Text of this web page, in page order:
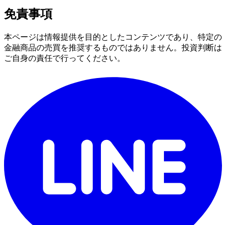
免責事項
本ページは情報提供を目的としたコンテンツであり、特定の
金融商品の売買を推奨するものではありません。投資判断は
ご自身の責任で行ってください。